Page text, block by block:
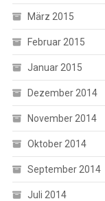
März 2015
Februar 2015
Januar 2015
Dezember 2014
November 2014
Oktober 2014
September 2014
Juli 2014